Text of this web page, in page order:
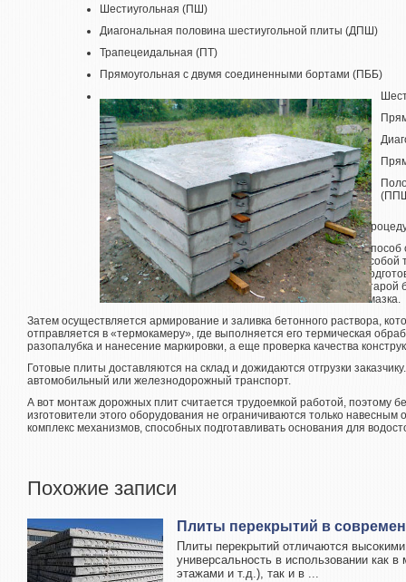
Шестиугольная (ПШ)
Диагональная половина шестиугольной плиты (ДПШ)
Трапецеидальная (ПТ)
Прямоугольная с двумя соединенными бортами (ПББ)
Способ
особой
старой
смазка.
Затем осуществляется армирование и заливка бетонного раствора,
отправляется в «термокамеру», где выполняется его термическая
разопалубка и нанесение маркировки, а еще проверка качества
Готовые плиты доставляются на склад и дожидаются отгрузки
автомобильный или железнодорожный транспорт.
А вот монтаж дорожных плит считается трудоемкой работой, поэтому
изготовители этого оборудования не ограничиваются только
комплекс механизмов, способных подготавливать основания для
Похожие записи
Плиты перекрытий в
Плиты перекрытий отличаются
универсальность в использовании как
этажами и т.д.), так и в ...